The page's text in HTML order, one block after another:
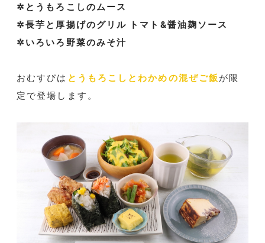
✲とうもろこしのムース
✲⻑芋と厚揚げのグリル トマト&醤油麹ソース
✲いろいろ野菜のみそ汁
おむすびは とうもろこしとわかめの混ぜご飯 が限
定で登場します。